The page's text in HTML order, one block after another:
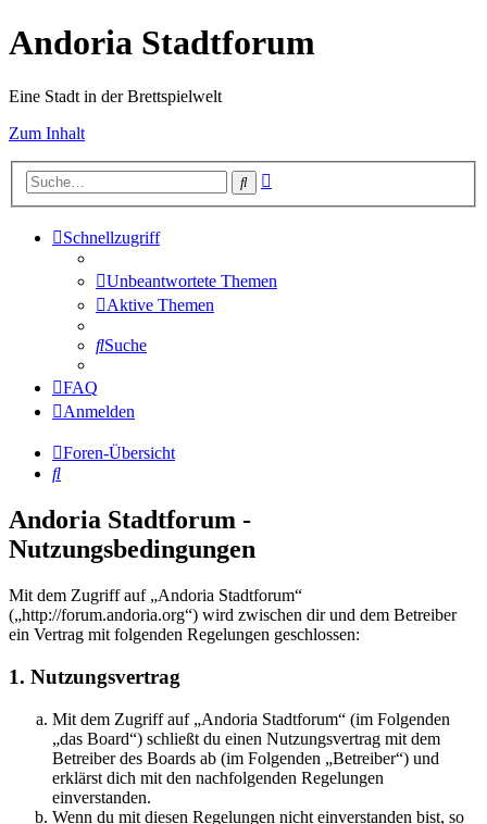
Andoria Stadtforum
Eine Stadt in der Brettspielwelt
Zum Inhalt
Suche
Schnellzugriff
Unbeantwortete Themen
Aktive Themen
Suche
FAQ
Anmelden
Foren-Übersicht
Suche
Andoria Stadtforum -
Nutzungsbedingungen
Mit dem Zugriff auf „Andoria Stadtforum“
(„http://forum.andoria.org“) wird zwischen dir und dem Betreiber
ein Vertrag mit folgenden Regelungen geschlossen:
1. Nutzungsvertrag
Mit dem Zugriff auf „Andoria Stadtforum“ (im Folgenden
„das Board“) schließt du einen Nutzungsvertrag mit dem
Betreiber des Boards ab (im Folgenden „Betreiber“) und
erklärst dich mit den nachfolgenden Regelungen
einverstanden.
Wenn du mit diesen Regelungen nicht einverstanden bist, so